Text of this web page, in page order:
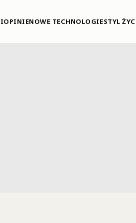
OPINIENOWE TECHNOLOGIESTYL